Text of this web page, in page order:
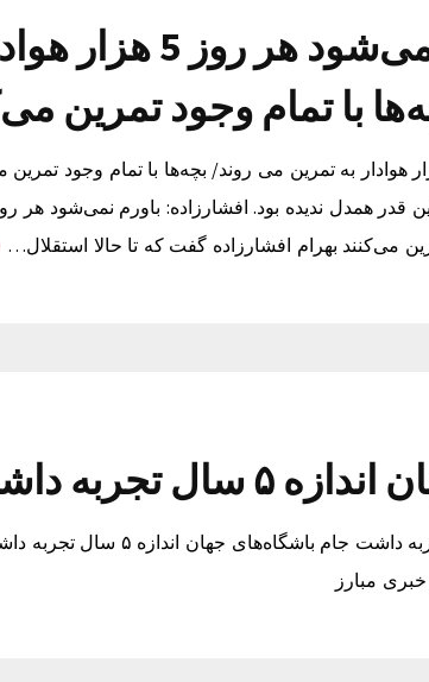
افشارزاده: باورم نمی‌شود هر
با تمام وجود تمرین
باورم نمی‌شود هر روز 5 هزار هوادار به تمرین می روند/ بچه‌ها با تمام وجود
می‌کنند بهرام افشارزاده گفت که تا حالا استقلال…
تجربه داشت
جام باشگاه‌های جهان اندازه ۵ سال تجربه